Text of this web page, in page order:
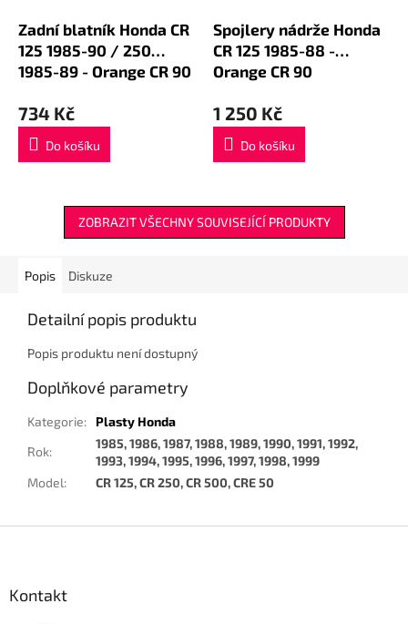
Zadní blatník Honda CR
125 1985-90 / 250
1985-89 - Orange CR 90
734 Kč
Do košíku
Spojlery nádrže Honda
CR 125 1985-88 -
Orange CR 90
1 250 Kč
Do košíku
ZOBRAZIT VŠECHNY SOUVISEJÍCÍ PRODUKTY
Popis Diskuze
Detailní popis produktu
Popis produktu není dostupný
Doplňkové parametry
Kategorie:
Plasty Honda
Rok:
1985, 1986, 1987, 1988, 1989, 1990, 1991, 1992,
1993, 1994, 1995, 1996, 1997, 1998, 1999
Model: CR 125, CR 250, CR 500, CRE 50
Kontakt